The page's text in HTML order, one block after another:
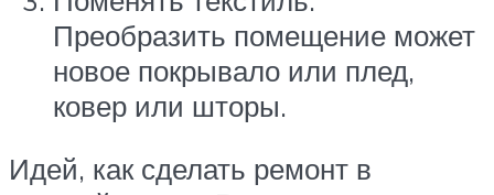
Преобразить помещение может
новое покрывало или плед,
ковер или шторы.
Идей, как сделать ремонт в